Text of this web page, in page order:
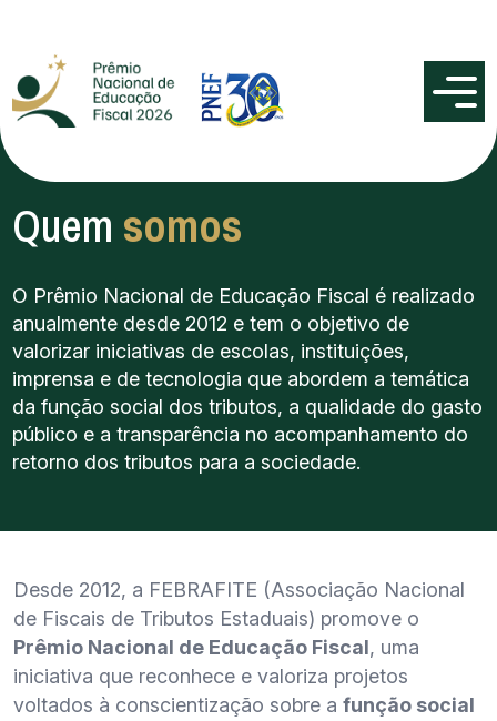
Quem somos
O Prêmio Nacional de Educação Fiscal é realizado
anualmente desde 2012 e tem o objetivo de
valorizar iniciativas de escolas, instituições,
imprensa e de tecnologia que abordem a temática
da função social dos tributos, a qualidade do gasto
público e a transparência no acompanhamento do
retorno dos tributos para a sociedade.
Desde 2012, a FEBRAFITE (Associação Nacional
de Fiscais de Tributos Estaduais) promove o
Prêmio Nacional de Educação Fiscal, uma
iniciativa que reconhece e valoriza projetos
voltados à conscientização sobre a função social